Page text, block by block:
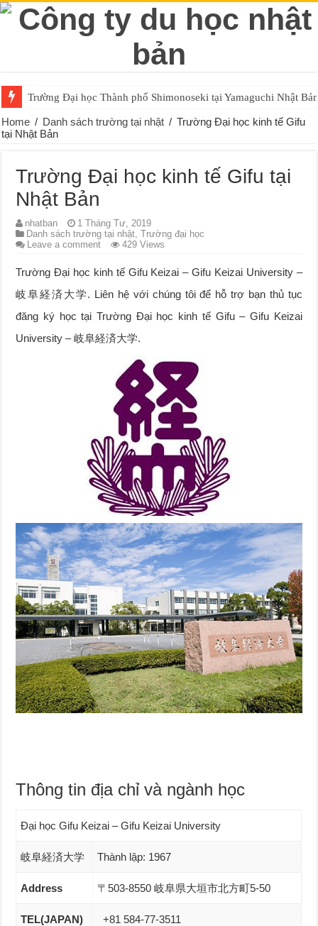
Trường Đại học Thành phố Shimonoseki tại Yamaguchi Nhật
Home / Danh sách trường tại nhật / Trường Đại học kinh tế Gifu
tại Nhật Bản
Trường Đại học kinh tế Gifu tại
Nhật Bản
nhatban
1 Tháng Tư, 2019
Danh sách trường tại nhật,Trường đại học
Leave a comment
429 Views
Trường Đại học kinh tế Gifu Keizai – Gifu Keizai University –
岐阜経済大学. Liên hệ với chúng tôi để hỗ trợ bạn thủ tục
đăng ký học tại Trường Đại học kinh tế Gifu – Gifu Keizai
University – 岐阜経済大学.
Thông tin địa chỉ và ngành học
Đại học Gifu Keizai – Gifu Keizai University
岐阜経済大学 Thành lập: 1967
Address 〒503-8550 岐阜県大垣市北方町5-50
TEL(JAPAN) +81 584-77-3511